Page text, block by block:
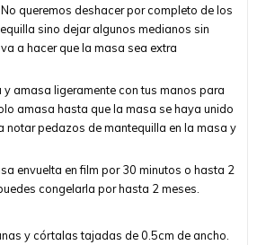
queremos deshacer por completo de los
sino dejar algunos medianos sin
a hacer que la masa sea extra
y amasa ligeramente con tus manos para
amasa hasta que la masa se haya unido
notar pedazos de mantequilla en la masa y
envuelta en film por 30 minutos o hasta 2
congelarla por hasta 2 meses.
y córtalas tajadas de 0.5cm de ancho.